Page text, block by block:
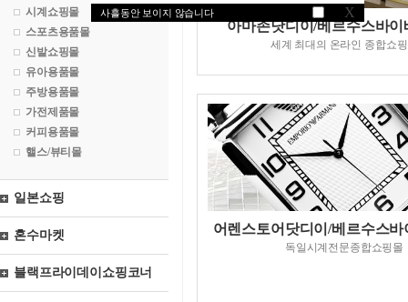
사흘동안 보이지 않습니다 X
시계쇼핑몰
스포츠용품몰
신발쇼핑몰
유아용품몰
주방용품몰
가전제품몰
커피용품몰
핼스/뷰티몰
일본쇼핑
혼수마켓
블랙프라이데이쇼핑코너
아마존닷디이/베르수스바이
세계 최대의 온라인 종합쇼
어렌스토어닷디이/베르수스
독일시계전문종합쇼핑몰